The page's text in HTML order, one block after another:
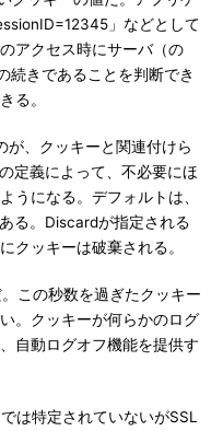
」などとして
アクセス時にサーバ（の
続きであることを判断でき
る。
、クッキーと関連付けら
定義によって、不必要にほ
うになる。デフォルトは、
る。Discardが指定される
クッキーは破棄される。
この秒数を過ぎたクッキー
。クッキーが何らかのログ
自動ログオフ機能を提供す
は特定されていないがSSL